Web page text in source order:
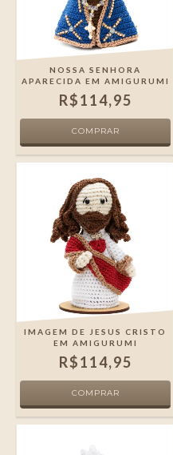
NOSSA SENHORA
APARECIDA EM AMIGURUMI
R$114,95
IMAGEM DE JESUS CRISTO
EM AMIGURUMI
R$114,95